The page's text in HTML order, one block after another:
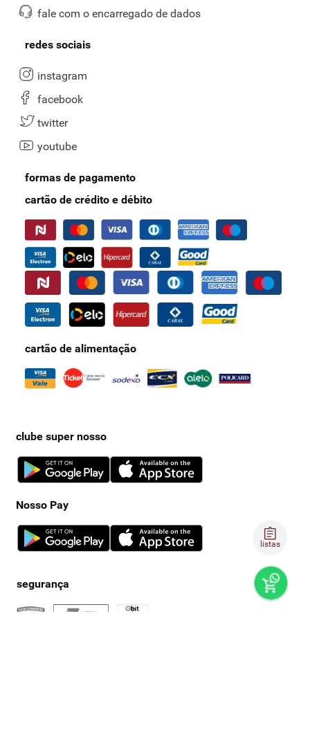
listas
fale com o encarregado de dados
redes sociais
instagram
facebook
twitter
youtube
formas de pagamento
cartão de crédito e débito
cartão de alimentação
clube super nosso
Nosso Pay